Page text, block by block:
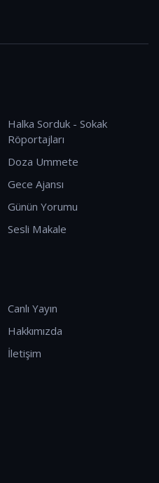
Halka Sorduk - Sokak
Röportajları
Doza Ummete
Gece Ajansı
Günün Yorumu
Sesli Makale
Canlı Yayın
Hakkımızda
İletişim